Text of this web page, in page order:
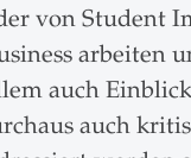
von Student
arbeiten
auch
auch